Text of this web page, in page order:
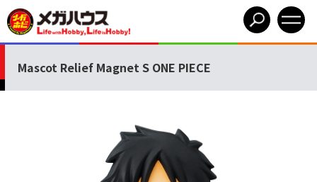
Mascot Relief Magnet S ONE PIECE